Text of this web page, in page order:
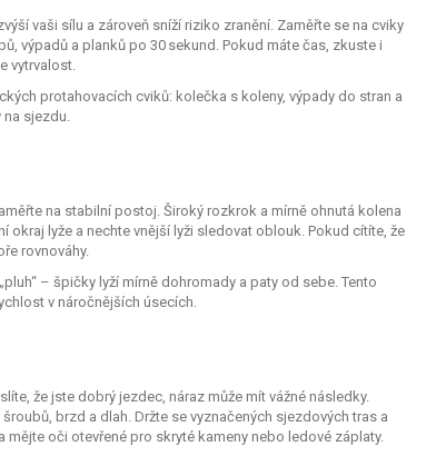
vaši sílu a zároveň sníží riziko zranění. Zaměřte se na cviky
výpadů a planků po 30 sekund. Pokud máte čas, zkuste i
vytrvalost.
protahovacích cviků: kolečka s koleny, výpady do stran a
na sjezdu.
na stabilní postoj. Široký rozkrok a mírně ohnutá kolena
okraj lyže a nechte vnější lyži sledovat oblouk. Pokud cítíte, že
rovnováhy.
– špičky lyží mírně dohromady a paty od sebe. Tento
v náročnějších úsecích.
že jste dobrý jezdec, náraz může mít vážné následky.
brzd a dlah. Držte se vyznačených sjezdových tras a
oči otevřené pro skryté kameny nebo ledové záplaty.